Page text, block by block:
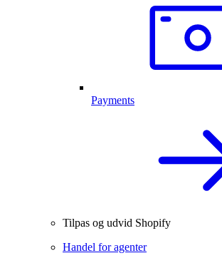
Payments
Tilpas og udvid Shopify
Handel for agenter